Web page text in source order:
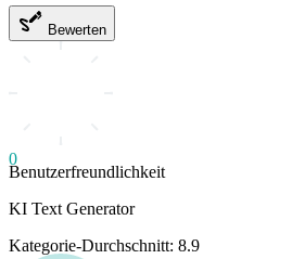
Bewerten
0
Benutzerfreundlichkeit
KI Text Generator
Kategorie-Durchschnitt: 8.9